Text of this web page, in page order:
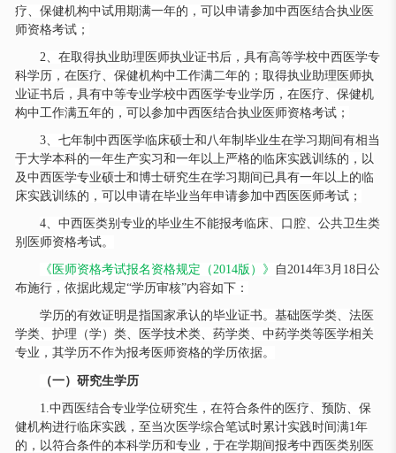
疗、保健机构中试用期满一年的，可以申请参加中西医结合执业医
师资格考试；
2、在取得执业助理医师执业证书后，具有高等学校中西医学专
科学历，在医疗、保健机构中工作满二年的；取得执业助理医师执
业证书后，具有中等专业学校中西医学专业学历，在医疗、保健机
构中工作满五年的，可以参加中西医结合执业医师资格考试；
3、七年制中西医学临床硕士和八年制毕业生在学习期间有相当
于大学本科的一年生产实习和一年以上严格的临床实践训练的，以
及中西医学专业硕士和博士研究生在学习期间已具有一年以上的临
床实践训练的，可以申请在毕业当年申请参加中西医医师考试；
4、中西医类别专业的毕业生不能报考临床、口腔、公共卫生类
别医师资格考试。
《医师资格考试报名资格规定（ 2014版）》 自 2014年3月18日公
布施行，依据此规定“学历审核”内容如下：
学历的有效证明是指国家承认的毕业证书。基础医学类、法医
学类、护理（学）类、医学技术类、药学类、中药学类等医学相关
专业，其学历不作为报考医师资格的学历依据。
（一）研究生学历
1.中西医结合专业学位研究生，在符合条件的医疗、预防、保
健机构进行临床实践，至当次医学综合笔试时累计实践时间满1年
的，以符合条件的本科学历和专业，于在学期间报考中西医类别医